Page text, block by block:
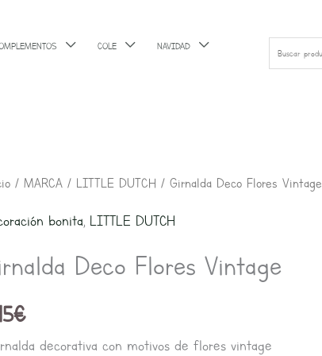
COLE NAVIDAD
/ MARCA / LITTLE DUTCH / Girnalda Deco Flores Vintage
bonita, LITTLE DUTCH
Deco Flores Vintage
€
decorativa con motivos de flores vintage